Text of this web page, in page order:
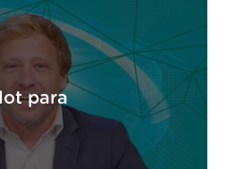
para